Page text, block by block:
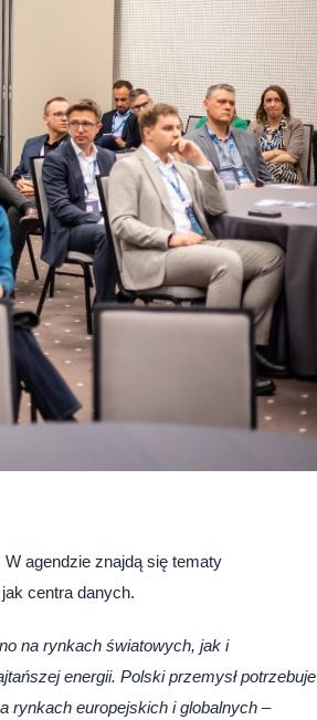
agendzie znajdą się tematy
centra danych.
na rynkach światowych, jak i
energii. Polski przemysł potrzebuje
rynkach europejskich i globalnych –